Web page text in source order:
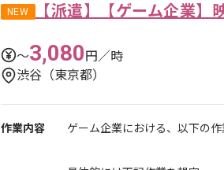
NEW 【派遣】【ゲーム企業】
〜3,080円／時
渋谷（東京都）
作業内容 ゲーム企業における、以下の